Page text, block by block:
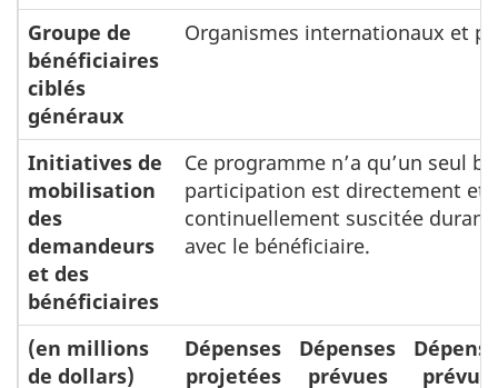
Groupe de
bénéficiaires
ciblés
généraux
Organismes internationaux et
Initiatives de
mobilisation
des
demandeurs
et des
bénéficiaires
Ce programme n’a qu’un seul
participation est directement et
continuellement suscitée durant
avec le bénéficiaire.
(en millions
de dollars)
Dépenses
projetées
Dépenses
prévues